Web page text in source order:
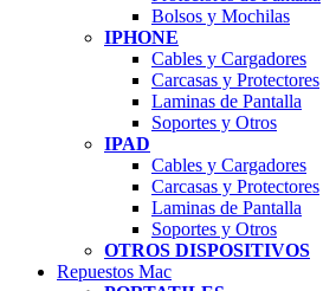
Bolsos y Mochilas
IPHONE
Cables y Cargadores
Carcasas y Protectores
Laminas de Pantalla
Soportes y Otros
IPAD
Cables y Cargadores
Carcasas y Protectores
Laminas de Pantalla
Soportes y Otros
OTROS DISPOSITIVOS
Repuestos Mac